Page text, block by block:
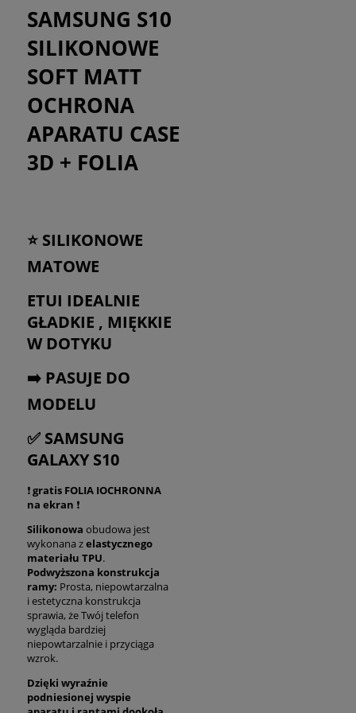
SAMSUNG S10
SILIKONOWE
SOFT MATT
OCHRONA
APARATU CASE
3D + FOLIA
⭐ SILIKONOWE
MATOWE
ETUI IDEALNIE
GŁADKIE , MIĘKKIE
W DOTYKU
➡️ PASUJE DO
MODELU
✅ SAMSUNG
GALAXY S10
❗gratis FOLIA IOCHRONNA
na ekran ❗
Silikonowa obudowa jest
wykonana zelastycznego
materiału TPU.
Podwyższona konstrukcja
ramy: Prosta, niepowtarzalna
i estetyczna konstrukcja
sprawia, że Twój telefon
wygląda bardziej
niepowtarzalnie i przyciąga
wzrok.
Dzięki wyraźnie
podniesionej wyspie